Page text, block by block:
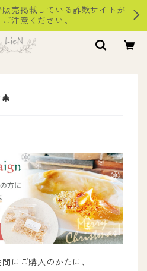
売掲載している詐欺サイトが
注意ください。
にご購入のかたに、